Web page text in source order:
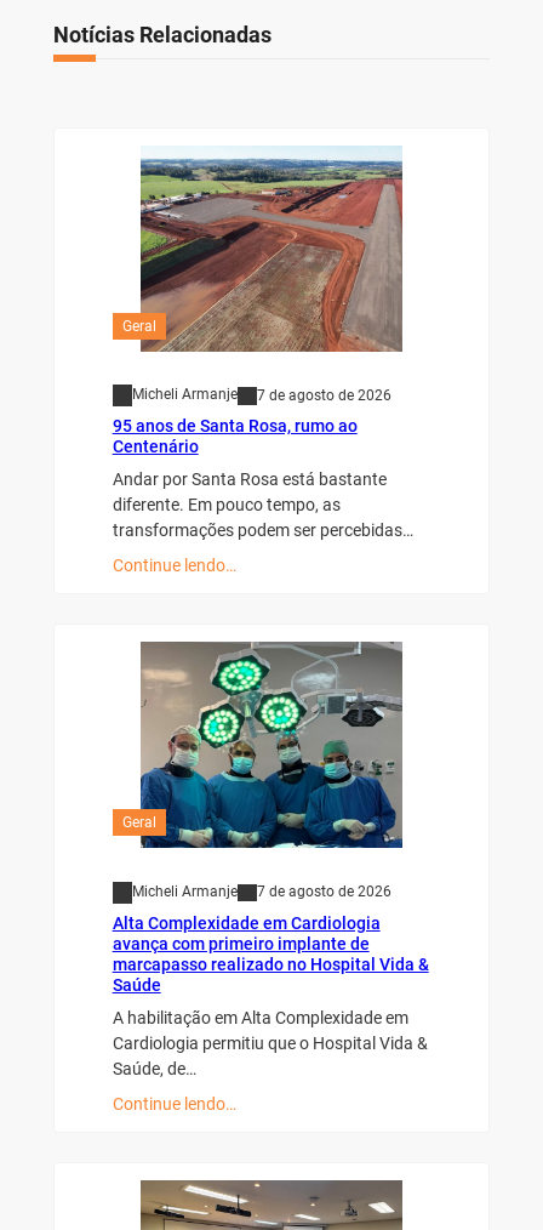
Notícias Relacionadas
Geral
Micheli Armanje 7 de agosto de 2026
95 anos de Santa Rosa, rumo ao
Centenário
Andar por Santa Rosa está bastante
diferente. Em pouco tempo, as
transformações podem ser percebidas…
Continue lendo…
Geral
Micheli Armanje 7 de agosto de 2026
Alta Complexidade em Cardiologia
avança com primeiro implante de
marcapasso realizado no Hospital Vida &
Saúde
A habilitação em Alta Complexidade em
Cardiologia permitiu que o Hospital Vida &
Saúde, de…
Continue lendo…